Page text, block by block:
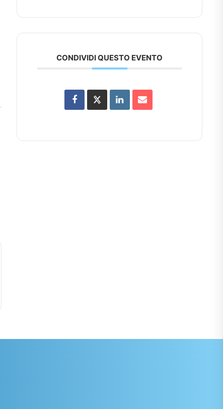
CONDIVIDI QUESTO EVENTO